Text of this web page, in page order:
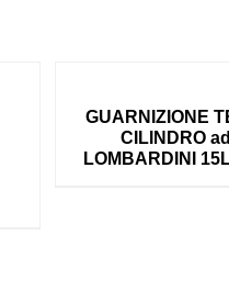
GUARNIZIONE
CILINDRO
LOMBARDINI